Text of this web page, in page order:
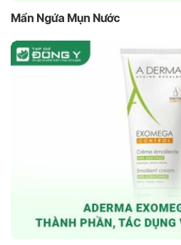
Mẩn Ngứa Mụn Nước